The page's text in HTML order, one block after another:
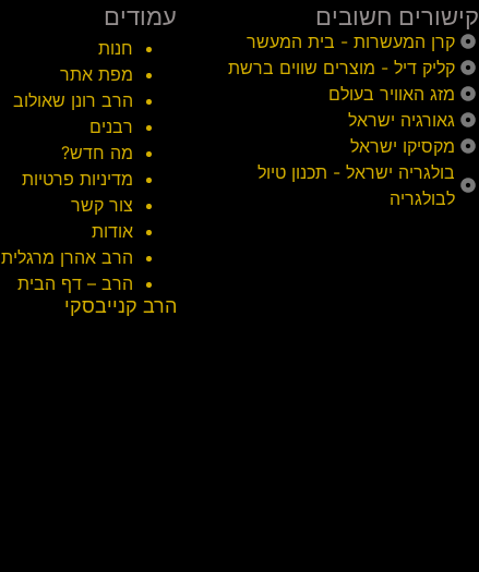
קישורים חשובים
קרן המעשרות - בית המעשר
קליק דיל - מוצרים שווים ברשת
מזג האוויר בעולם
גאורגיה ישראל
מקסיקו ישראל
בולגריה ישראל - תכנון טיול
לבולגריה
עמודים
חנות
מפת אתר
הרב רונן שאולוב
רבנים
מה חדש?
מדיניות פרטיות
צור קשר
אודות
הרב אהרן מרגלית
הרב – דף הבית
הרב קנייבסקי